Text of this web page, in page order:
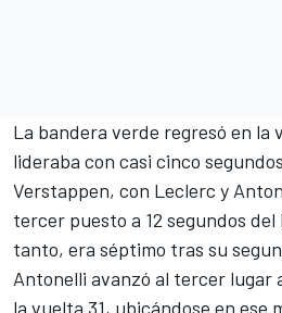
La bandera verde regresó en la
lideraba con casi cinco
Verstappen, con Leclerc y
tercer puesto a 12 segundos
tanto, era séptimo tras su
Antonelli avanzó al tercer lugar
la vuelta 31, ubicándose en ese